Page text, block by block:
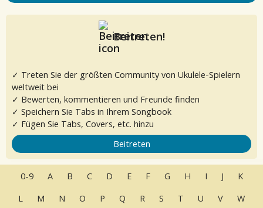
Beitreten!
✓ Treten Sie der größten Community von Ukulele-Spielern
weltweit bei
✓ Bewerten, kommentieren und Freunde finden
✓ Speichern Sie Tabs in Ihrem Songbook
✓ Fügen Sie Tabs, Covers, etc. hinzu
Beitreten
0-9 A B C D E F G H I J
K
L
M N O P Q R S T U V W